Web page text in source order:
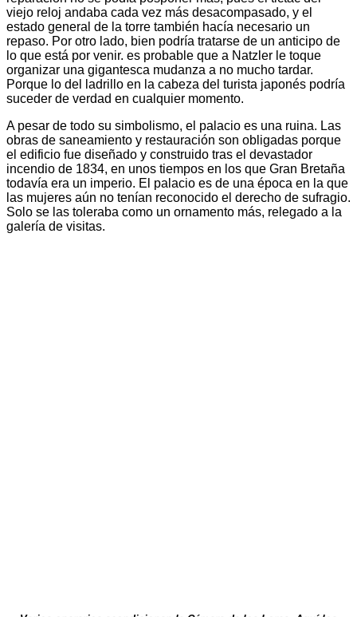
viejo reloj andaba cada vez más desacompasado, y el
estado general de la torre también hacía necesario un
repaso. Por otro lado, bien podría tratarse de un anticipo de
lo que está por venir. es probable que a Natzler le toque
organizar una gigantesca mudanza a no mucho tardar.
Porque lo del ladrillo en la cabeza del turista japonés podría
suceder de verdad en cualquier momento.
A pesar de todo su simbolismo, el palacio es una ruina. Las
obras de saneamiento y restauración son obligadas porque
el edificio fue diseñado y construido tras el devastador
incendio de 1834, en unos tiempos en los que Gran Bretaña
todavía era un imperio. El palacio es de una época en la que
las mujeres aún no tenían reconocido el derecho de sufragio.
Solo se las toleraba como un ornamento más, relegado a la
galería de visitas.